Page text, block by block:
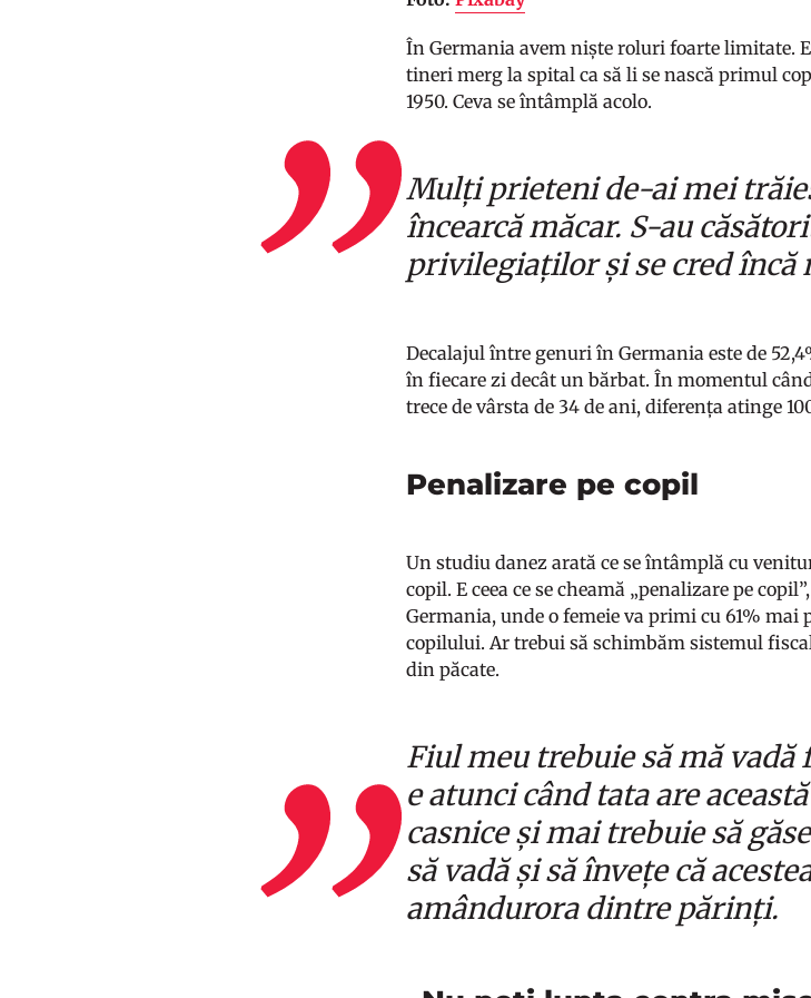
În Germania avem niște roluri foarte limitate.
tineri merg la spital ca să li se nască primul
1950. Ceva se întâmplă acolo.
Mulți prieteni de-ai mei
încearcă măcar. S-au
privilegiaților și se cred încă
Decalajul între genuri în Germania este de
în fiecare zi decât un bărbat. În momentul
trece de vârsta de 34 de ani, diferența atinge
Penalizare pe copil
Un studiu danez arată ce se întâmplă cu
copil. E ceea ce se cheamă „penalizare pe
Germania, unde o femeie va primi cu 61%
copilului. Ar trebui să schimbăm sistemul
din păcate.
Fiul meu trebuie să mă vadă
e atunci când tata are
casnice și mai trebuie să
să vadă și să învețe că
amândurora dintre părinți.